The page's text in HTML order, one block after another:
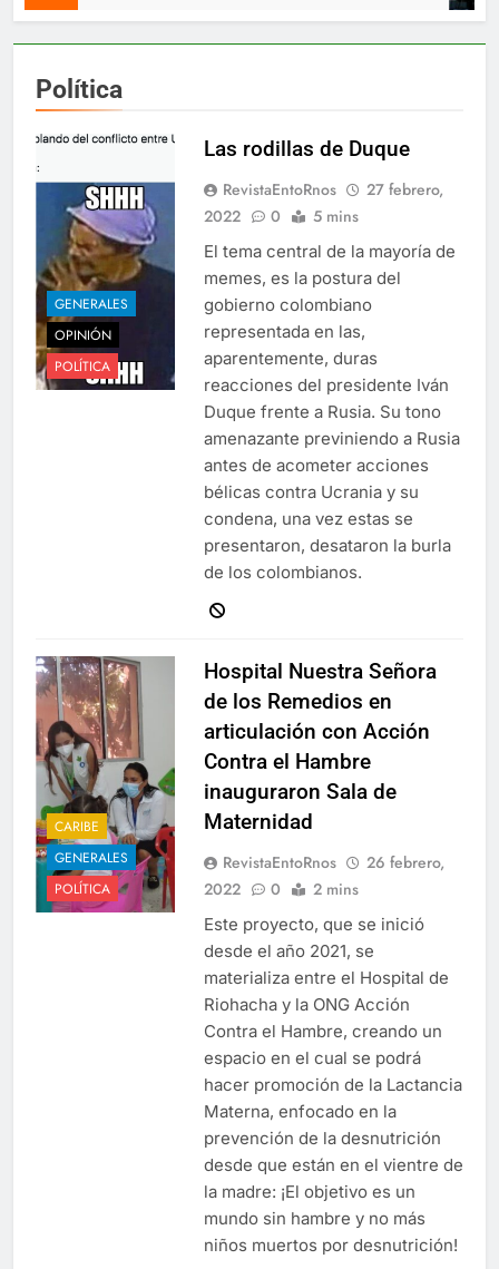
Política
GENERALES
OPINIÓN
POLÍTICA
Las rodillas de Duque
RevistaEntoRnos
27 febrero,
2022
0 5 mins
El tema central de la mayoría de
memes, es la postura del
gobierno colombiano
representada en las,
aparentemente, duras
reacciones del presidente Iván
Duque frente a Rusia. Su tono
amenazante previniendo a Rusia
antes de acometer acciones
bélicas contra Ucrania y su
condena, una vez estas se
presentaron, desataron la burla
de los colombianos.
CARIBE
GENERALES
POLÍTICA
Hospital Nuestra Señora
de los Remedios en
articulación con Acción
Contra el Hambre
inauguraron Sala de
Maternidad
RevistaEntoRnos
26 febrero,
2022
0 2 mins
Este proyecto, que se inició
desde el año 2021, se
materializa entre el Hospital de
Riohacha y la ONG Acción
Contra el Hambre, creando un
espacio en el cual se podrá
hacer promoción de la Lactancia
Materna, enfocado en la
prevención de la desnutrición
desde que están en el vientre de
la madre: ¡El objetivo es un
mundo sin hambre y no más
niños muertos por desnutrición!